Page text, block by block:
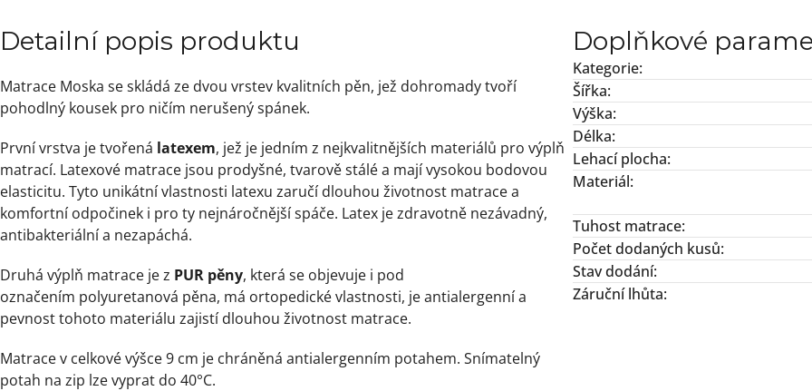
Detailní popis produktu
Matrace Moska se skládá ze dvou vrstev kvalitních pěn, jež dohromady tvoří
pohodlný kousek pro ničím nerušený spánek.
První vrstva je tvořená latexem, jež je jedním z nejkvalitnějších materiálů pro výplň
matrací. Latexové matrace jsou prodyšné, tvarově stálé a mají vysokou bodovou
elasticitu. Tyto unikátní vlastnosti latexu zaručí dlouhou životnost matrace a
komfortní odpočinek i pro ty nejnáročnější spáče. Latex je zdravotně nezávadný,
antibakteriální a nezapáchá.
Druhá výplň matrace je z PUR pěny, která se objevuje i pod
označením polyuretanová pěna, má ortopedické vlastnosti, je antialergenní a
pevnost tohoto materiálu zajistí dlouhou životnost matrace.
Matrace v celkové výšce 9 cm je chráněná antialergenním potahem. Snímatelný
potah na zip lze vyprat do 40°C.
Doplňkové
Kategorie:
Šířka:
Výška:
Délka:
Lehací plocha:
Materiál:
Tuhost matrace:
Počet dodaných kusů:
Stav dodání:
Záruční lhůta: